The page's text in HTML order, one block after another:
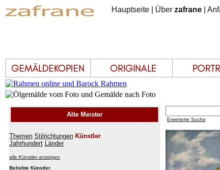
Hauptseite Über zafrane
Alte Meister
Themen Stilrichtungen Künstler
Jahrhundert Länder
alle Künstler anzeigen
Beliebte Künstler
Erweiterte Suche